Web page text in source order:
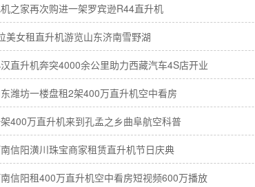
之家再次购进一架罗宾逊R44直升机
美女租直升机游览山东济南雪野湖
直升机奔突4000余公里助力西藏汽车4S店开业
潍坊一楼盘租2架400万直升机空中看房
400万直升机来到孔孟之乡曲阜航空科普
信阳潢川珠宝商家租赁直升机节日庆典
信阳租400万直升机空中看房短视频600万播放